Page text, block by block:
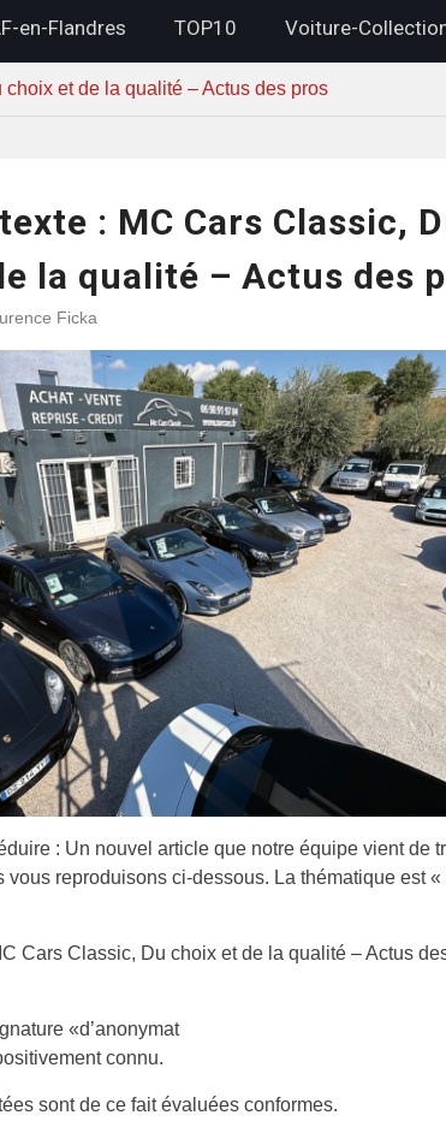
en-Flandres TOP10 Voiture-
et de la qualité – Actus des pros
: MC Cars Classic,
la qualité – Actus des
Ficka
: Un nouvel article que notre équipe vient de
vous reproduisons ci-dessous. La thématique est
Cars Classic, Du choix et de la qualité – Actus
«d’anonymat
connu.
sont de ce fait évaluées conformes.